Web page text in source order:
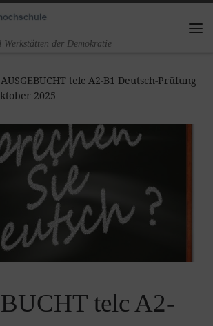
Werkstätten der Demokratie
AUSGEBUCHT telc A2-B1 Deutsch-Prüfung
2025
telc A2-